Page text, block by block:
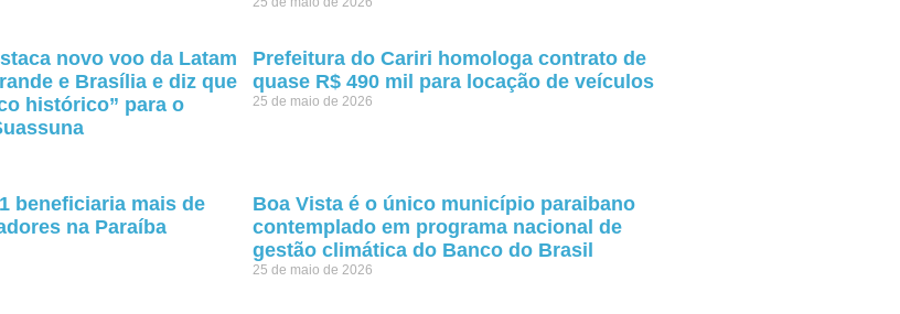
novo voo da Latam
e Brasília e diz que
histórico” para o
Prefeitura do Cariri homologa contrato de
quase R$ 490 mil para locação de veículos
25 de maio de 2026
beneficiaria mais de
na Paraíba
Boa Vista é o único município paraibano
contemplado em programa nacional de
gestão climática do Banco do Brasil
25 de maio de 2026